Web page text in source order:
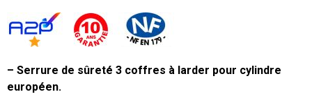
– Serrure de sûreté 3 coffres à larder pour cylindre
européen.